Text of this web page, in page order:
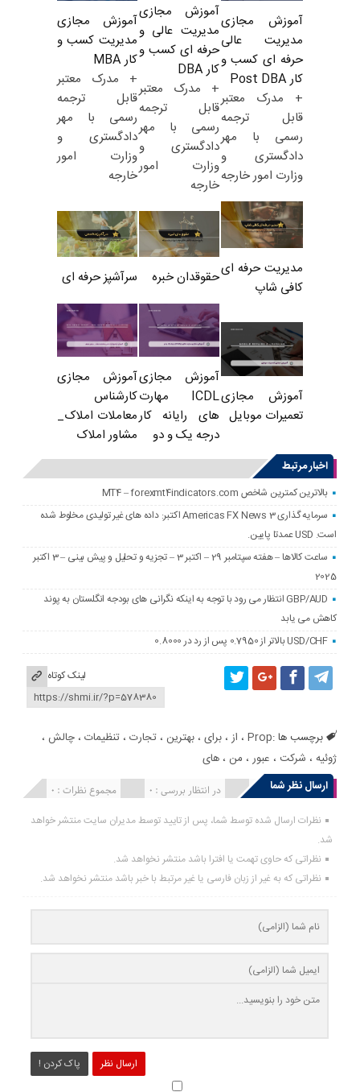
آموزش مجازی
مدیریت عالی
حرفه ای کسب و
کار Post DBA
+ مدرک معتبر
قابل ترجمه
رسمی با مهر
دادگستری و
وزارت امور خارجه
آموزش مجازی
مدیریت عالی و
حرفه ای کسب و
کار DBA
+ مدرک معتبر
قابل ترجمه
رسمی با مهر
دادگستری و
وزارت امور
خارجه
آموزش مجازی
مدیریت کسب و
کار MBA
+ مدرک معتبر
قابل ترجمه
رسمی با مهر
دادگستری و
وزارت امور
خارجه
مدیریت حرفه ای
کافی شاپ
حقوقدان خبره سرآشپز حرفه ای
آموزش مجازی
تعمیرات موبایل
آموزش مجازی
ICDL مهارت
های رایانه کار
درجه یک و دو
آموزش مجازی
کارشناس
معاملات املاک_
مشاور املاک
اخبار مرتبط
بالاترین کمترین شاخص MT4 – forexmt4indicators.com
سرمایه گذاری Americas FX News 3 اکتبر: داده های غیر تولیدی مخلوط شده
است. USD عمدتا پایین.
ساعت کالاها – هفته سپتامبر 29 – اکتبر 3 – تجزیه و تحلیل و پیش بینی – 3 اکتبر
2025
GBP/AUD انتظار می رود با توجه به اینکه نگرانی های بودجه انگلستان به پوند
کاهش می یابد
USD/CHF بالاتر از 0.7950 پس از رد در 0.8000
لینک کوتاه
برچسب ها :Prop ، از ،برای ،بهترین ،تجارت ،تنظیمات ،چالش ،
ژوئیه ، شرکت ، عبور ، من ،های
ارسال نظر شما
مجموع نظرات : 0 در انتظار بررسی : 0 انتشار یافته : 0
نظرات ارسال شده توسط شما، پس از تایید توسط مدیران سایت منتشر خواهد
شد.
نظراتی که حاوی تهمت یا افترا باشد منتشر نخواهد شد.
نظراتی که به غیر از زبان فارسی یا غیر مرتبط با خبر باشد منتشر نخواهد شد.
ارسال نظر پاک کردن !